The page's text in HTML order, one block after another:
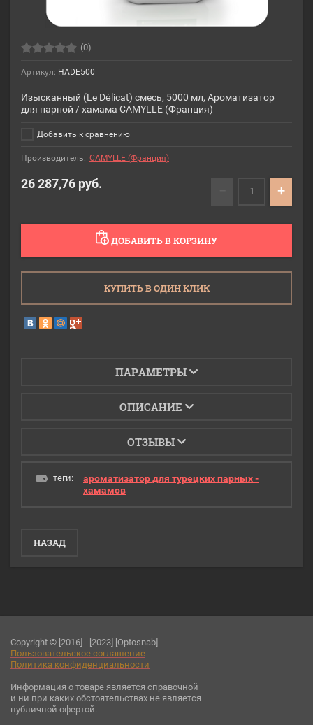
(0)
Артикул: HADE500
Изысканный (Le Délicat) смесь, 5000 мл, Ароматизатор
для парной / хамама CAMYLLE (Франция)
Добавить к сравнению
Производитель: CAMYLLE (Франция)
26 287,76 руб. +
ДОБАВИТЬ В КОРЗИНУ
КУПИТЬ В ОДИН КЛИК
ПАРАМЕТРЫ
ОПИСАНИЕ
ОТЗЫВЫ
теги:
ароматизатор для турецких парных -
хамамов
НАЗАД
Copyright © [2016] - [2023] [Optosnab]
Пользовательское соглашение
Политика конфиденциальности
Информация о товаре является справочной
и ни при каких обстоятельствах не является
публичной офертой.